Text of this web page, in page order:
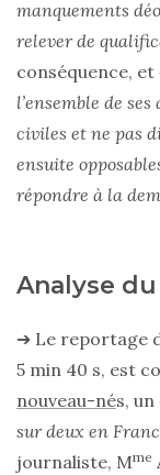
manquements
relever de
conséquence, et
l’ensemble de
civiles et ne pas
ensuite
répondre à la
Analyse du
➔ Le reportage
5 min 40 s, est
nouveau-nés, un
sur deux en
journaliste, Mme